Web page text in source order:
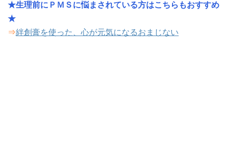
★生理前にＰＭＳに悩まされている方はこちらもおすすめ
★
⇒絆創膏を使った、心が元気になるおまじない